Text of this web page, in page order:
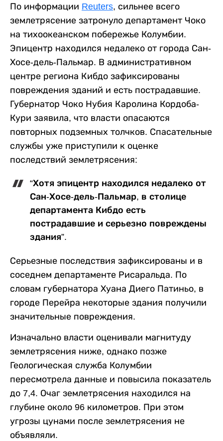
По информации Reuters, сильнее всего
землетрясение затронуло департамент Чоко
на тихоокеанском побережье Колумбии.
Эпицентр находился недалеко от города Сан-
Хосе-дель-Пальмар. В административном
центре региона Кибдо зафиксированы
повреждения зданий и есть пострадавшие.
Губернатор Чоко Нубия Каролина Кордоба-
Кури заявила, что власти опасаются
повторных подземных толчков. Спасательные
службы уже приступили к оценке
последствий землетрясения:
“Хотя эпицентр находился недалеко от
Сан-Хосе-дель-Пальмар, в столице
департамента Кибдо есть
пострадавшие и серьезно повреждены
здания”.
Серьезные последствия зафиксированы и в
соседнем департаменте Рисаральда. По
словам губернатора Хуана Диего Патиньо, в
городе Перейра некоторые здания получили
значительные повреждения.
Изначально власти оценивали магнитуду
землетрясения ниже, однако позже
Геологическая служба Колумбии
пересмотрела данные и повысила показатель
до 7,4. Очаг землетрясения находился на
глубине около 96 километров. При этом
угрозы цунами после землетрясения не
объявляли.